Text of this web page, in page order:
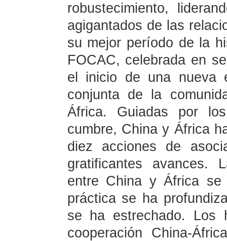
robustecimiento,
agigantados de las
su mejor período de la
FOCAC, celebrada en
el inicio de una nueva
conjunta de la
África. Guiadas por
cumbre, China y África
diez acciones de
gratificantes avances.
entre China y África se
práctica se ha
se ha estrechado. Los
cooperación China-